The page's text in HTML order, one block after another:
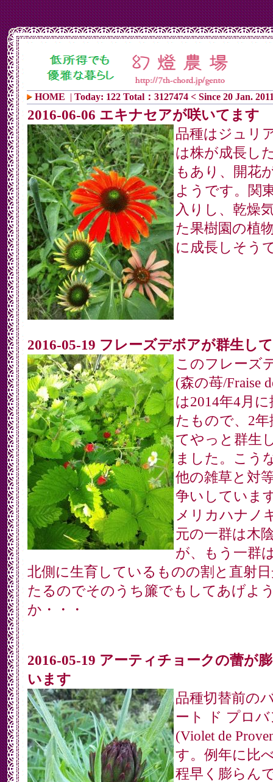
HOME | Today: 122 Total：3127474 < Since 20 Jan.
2016-06-06 エキナセアが咲いてます
品種はジュリ
は株が成長し
もあり、開花
ようです。関
入りし、乾燥
た果樹園の植
に成長しそう
2016-05-19 フレーズデボアが群生し
このフレーズ
(森の苺/Fraise
は2014年4月
たもので、2
てやっと群生
ました。こう
他の雑草と対
争いしていま
メリカハナノ
元の一群は木
が、もう一群
北側に生育しているものの割と直射
たるのでそのうち簾でもしてあげよ
か・・・
2016-05-19 アーティチョークの蕾が
います
品種切替前の
ート ド プロ
(Violet de
す。例年に比
程早く膨らん